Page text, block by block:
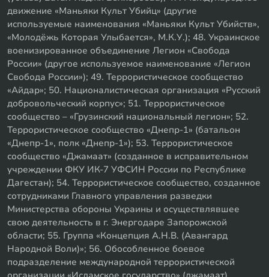
движение «Маньяки Культ Убийц» (другие
используемые наименования «Маньяки Культ Убийств»,
«Молодёжь Которая Улыбается», М.К.У.); 48. Украинское
военизированное объединение Легион «Свобода
России» (другое используемое наименование «Легион
Свобода России»); 49. Террористическое сообщество
«Айдар»; 50. Националистическая организация «Русский
добровольческий корпус»; 51. Террористическое
сообщество – «Грузинский национальный легион»; 52.
Террористическое сообщество «Днепр-1» (батальон
«Днепр-1», полк «Днепр-1»); 53. Террористическое
сообщество «Джамаат» (созданное в исправительном
учреждении ФКУ ИК-7 УФСИН России по Республике
Дагестан); 54. Террористическое сообщество, созданное
сотрудниками Главного управления разведки
Министерства обороны Украины и осуществлявшее
свою деятельность в г. Энергодаре Запорожской
области; 55. Группа «Концепция А.Н.В. (Авангард
Народной Воли)»; 56. Обособленное боевое
подразделение международной террористической